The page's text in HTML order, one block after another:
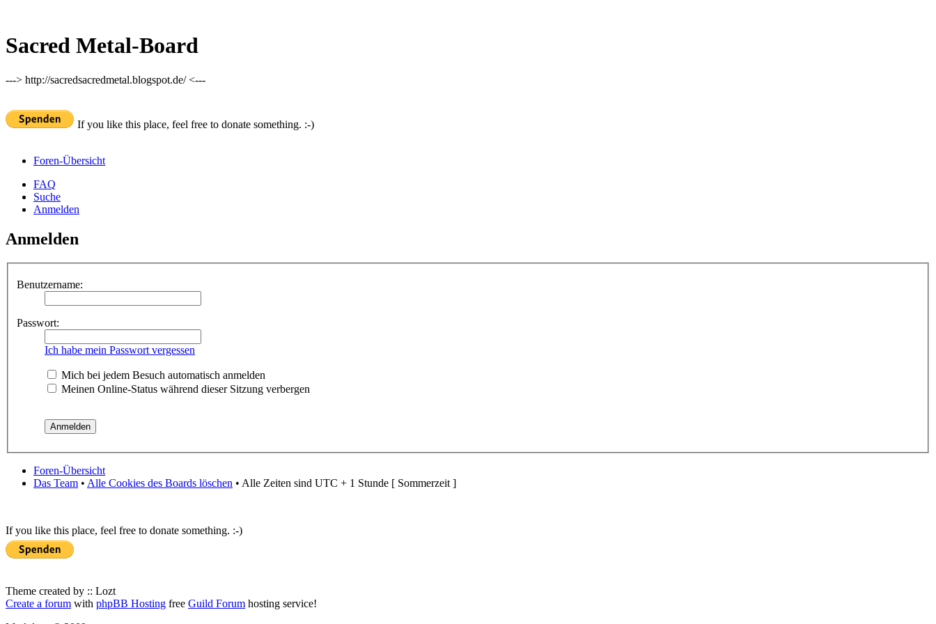
Sacred Metal-Board
---> http://sacredsacredmetal.blogspot.de/ <---
If you like this place, feel free to donate something. :-)
Foren-Übersicht
FAQ
Suche
Anmelden
Anmelden
Benutzername:
Passwort:
Ich habe mein Passwort vergessen
Mich bei jedem Besuch automatisch anmelden
Meinen Online-Status während dieser Sitzung verbergen
Foren-Übersicht
Das Team • Alle Cookies des Boards löschen • Alle Zeiten sind UTC + 1 Stunde [ Sommerzeit ]
If you like this place, feel free to donate something. :-)
Theme created by :: Lozt
Create a forum with phpBB Hosting free Guild Forum hosting service!